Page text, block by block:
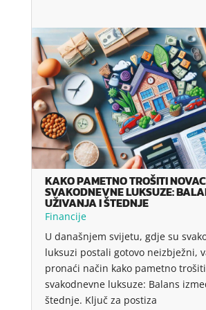
KAKO PAMETNO TROŠITI
SVAKODNEVNE LUKSUZE:
UŽIVANJA I ŠTEDNJE
Financije
U današnjem svijetu, gdje su
luksuzi postali gotovo neizbježni,
pronaći način kako pametno
svakodnevne luksuze: Balans
štednje. Ključ za postiza